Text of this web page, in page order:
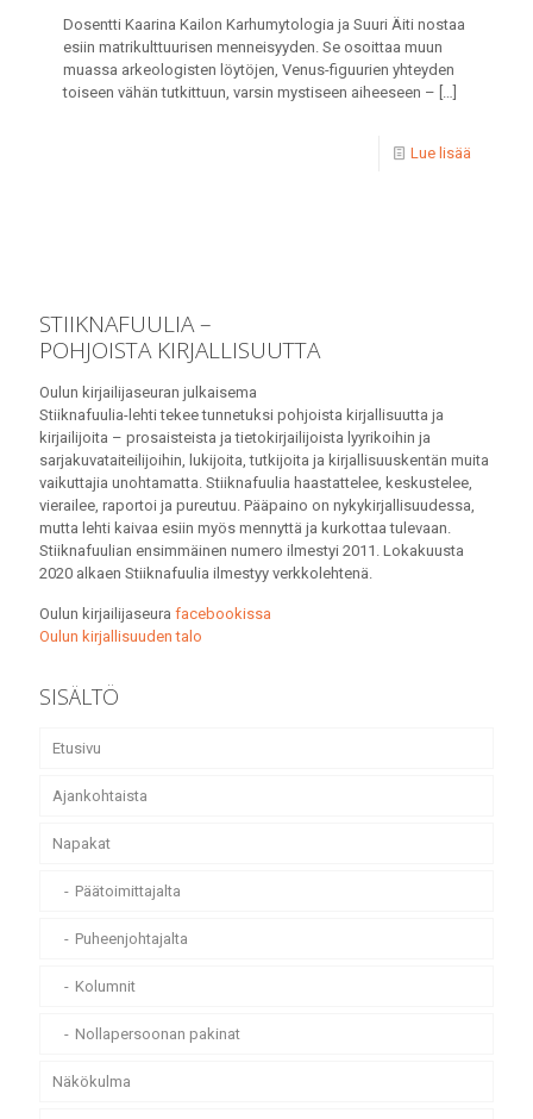
Dosentti Kaarina Kailon Karhumytologia ja Suuri Äiti nostaa
esiin matrikulttuurisen menneisyyden. Se osoittaa muun
muassa arkeologisten löytöjen, Venus-figuurien yhteyden
toiseen vähän tutkittuun, varsin mystiseen aiheeseen – […]
Lue lisää
STIIKNAFUULIA –
POHJOISTA KIRJALLISUUTTA
Oulun kirjailijaseuran julkaisema
Stiiknafuulia-lehti tekee tunnetuksi pohjoista kirjallisuutta ja
kirjailijoita – prosaisteista ja tietokirjailijoista lyyrikoihin ja
sarjakuvataiteilijoihin, lukijoita, tutkijoita ja kirjallisuuskentän muita
vaikuttajia unohtamatta. Stiiknafuulia haastattelee, keskustelee,
vierailee, raportoi ja pureutuu. Pääpaino on nykykirjallisuudessa,
mutta lehti kaivaa esiin myös mennyttä ja kurkottaa tulevaan.
Stiiknafuulian ensimmäinen numero ilmestyi 2011. Lokakuusta
2020 alkaen Stiiknafuulia ilmestyy verkkolehtenä.
Oulun kirjailijaseura facebookissa
Oulun kirjallisuuden talo
SISÄLTÖ
Etusivu
Ajankohtaista
Napakat
Päätoimittajalta
Puheenjohtajalta
Kolumnit
Nollapersoonan pakinat
Näkökulma